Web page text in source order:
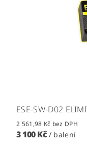
ESE-SW-D02
2 561,98 Kč bez DPH
3 100 Kč / balení